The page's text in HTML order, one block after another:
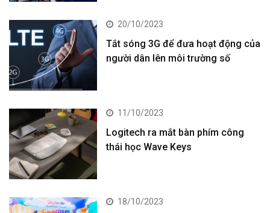
20/10/2023
Tắt sóng 3G để đưa hoạt động của
người dân lên môi trường số
11/10/2023
Logitech ra mắt bàn phím công
thái học Wave Keys
18/10/2023